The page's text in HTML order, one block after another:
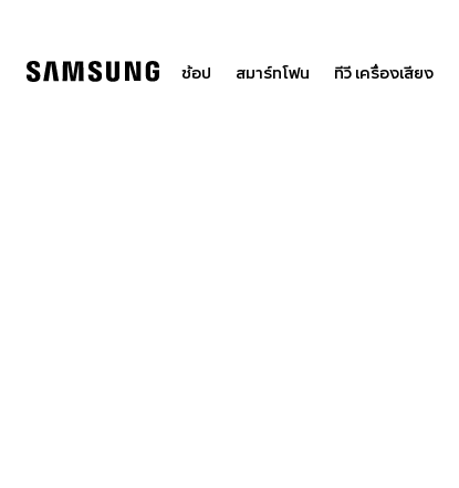
ช้อป สมาร์ทโฟน ทีวี เครื่องเสียง